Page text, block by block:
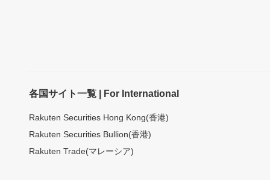
各国サイト一覧 | For International
Rakuten Securities Hong Kong(香港)
Rakuten Securities Bullion(香港)
Rakuten Trade(マレーシア)